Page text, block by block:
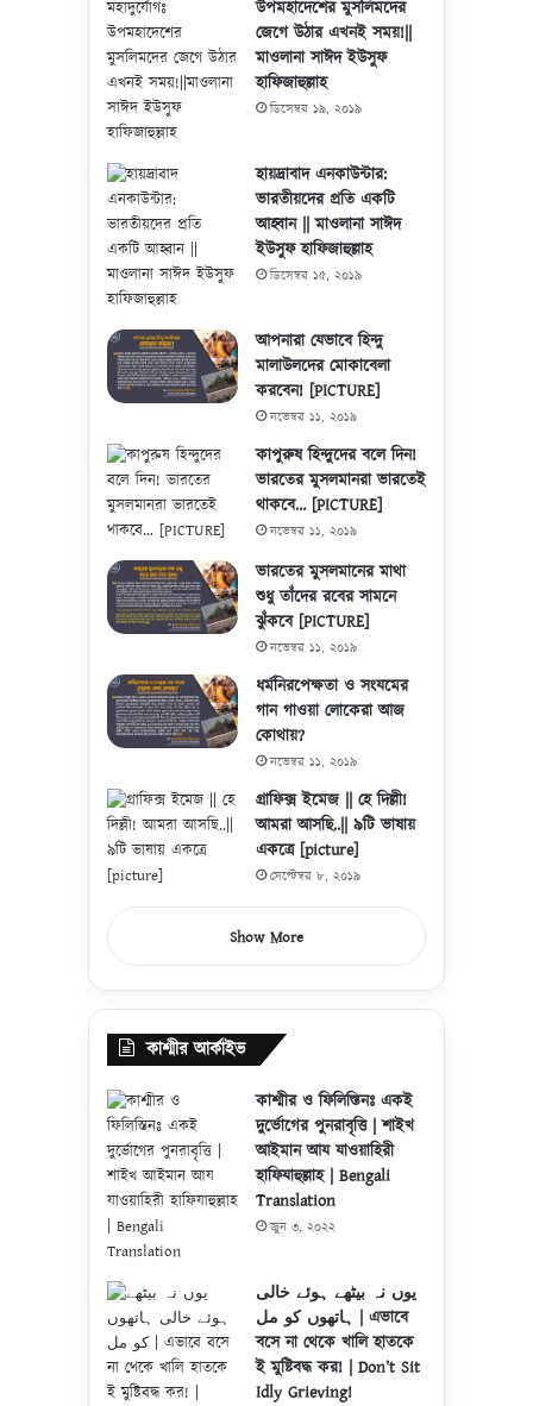
উপমহাদেশের মুসলিমদের
জেগে উঠার এখনই সময়!||
মাওলানা সাঈদ ইউসুফ
হাফিজাহুল্লাহ
ডিসেম্বর ১৯, ২০১৯
হায়দ্রাবাদ এনকাউন্টার:
ভারতীয়দের প্রতি একটি
আহ্বান || মাওলানা সাঈদ
ইউসুফ হাফিজাহুল্লাহ
ডিসেম্বর ১৫, ২০১৯
আপনারা যেভাবে হিন্দু
মালাউলদের মোকাবেলা
করবেন! [PICTURE]
নভেম্বর ১১, ২০১৯
কাপুরুষ হিন্দুদের বলে দিন!
ভারতের মুসলমানরা ভারতেই
থাকবে… [PICTURE]
নভেম্বর ১১, ২০১৯
ভারতের মুসলমানের মাথা
শুধু তাঁদের রবের সামনে
ঝুঁকবে [PICTURE]
নভেম্বর ১১, ২০১৯
ধর্মনিরপেক্ষতা ও সংযমের
গান গাওয়া লোকেরা আজ
কোথায়?
নভেম্বর ১১, ২০১৯
গ্রাফিক্স ইমেজ || হে দিল্লী!
আমরা আসছি..|| ৯টি ভাষায়
একত্রে [picture]
সেপ্টেম্বর ৮, ২০১৯
Show More
কাশ্মীর আর্কাইভ
কাশ্মীর ও ফিলিস্তিনঃ একই
দুর্ভোগের পুনরাবৃত্তি | শাইখ
আইমান আয যাওয়াহিরী
হাফিযাহুল্লাহ | Bengali
Translation
জুন ৩, ২০২২
یوں نہ بیٹھے ہوئے خالی
ہاتھوں کو مل | এভাবে
বসে না থেকে খালি হাতকে
ই মুষ্টিবদ্ধ কর! | Don’t Sit
Idly Grieving!